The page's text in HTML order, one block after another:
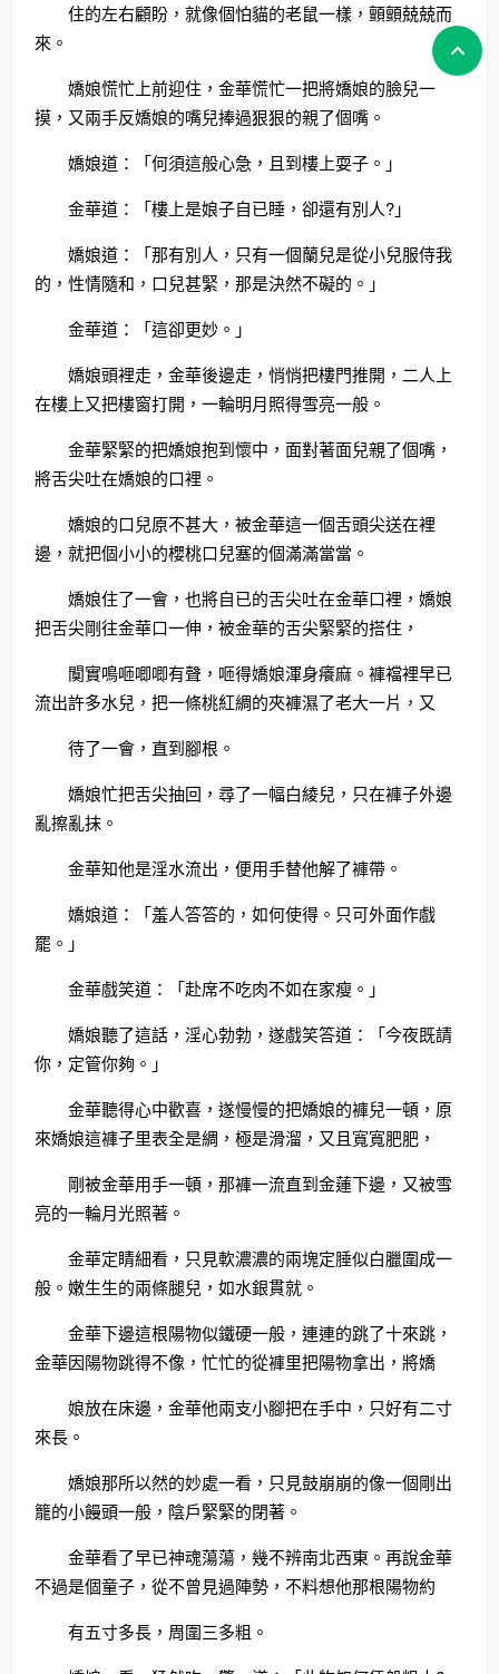
住的左右顧盼，就像個怕貓的老鼠一樣，顫顫兢兢而
來。
嬌娘慌忙上前迎住，金華慌忙一把將嬌娘的臉兒一
摸，又兩手反嬌娘的嘴兒捧過狠狠的親了個嘴。
嬌娘道：「何須這般心急，且到樓上耍子。」
金華道：「樓上是娘子自已睡，卻還有別人?」
嬌娘道：「那有別人，只有一個蘭兒是從小兒服侍我
的，性情隨和，口兒甚緊，那是決然不礙的。」
金華道：「這卻更妙。」
嬌娘頭裡走，金華後邊走，悄悄把樓門推開，二人上
在樓上又把樓窗打開，一輪明月照得雪亮一般。
金華緊緊的把嬌娘抱到懷中，面對著面兒親了個嘴，
將舌尖吐在嬌娘的口裡。
嬌娘的口兒原不甚大，被金華這一個舌頭尖送在裡
邊，就把個小小的櫻桃口兒塞的個滿滿當當。
嬌娘住了一會，也將自已的舌尖吐在金華口裡，嬌娘
把舌尖剛往金華口一伸，被金華的舌尖緊緊的搭住，
闃實鳴咂唧唧有聲，咂得嬌娘渾身癢麻。褲襠裡早已
流出許多水兒，把一條桃紅綢的夾褲濕了老大一片，又
待了一會，直到腳根。
嬌娘忙把舌尖抽回，尋了一幅白綾兒，只在褲子外邊
亂擦亂抹。
金華知他是淫水流出，便用手替他解了褲帶。
嬌娘道：「羞人答答的，如何使得。只可外面作戲
罷。」
金華戲笑道：「赴席不吃肉不如在家瘦。」
嬌娘聽了這話，淫心勃勃，遂戲笑答道：「今夜既請
你，定管你夠。」
金華聽得心中歡喜，遂慢慢的把嬌娘的褲兒一頓，原
來嬌娘這褲子里表全是綢，極是滑溜，又且寬寬肥肥，
剛被金華用手一頓，那褲一流直到金蓮下邊，又被雪
亮的一輪月光照著。
金華定睛細看，只見軟濃濃的兩塊定腄似白臘圍成一
般。嫩生生的兩條腿兒，如水銀貫就。
金華下邊這根陽物似鐵硬一般，連連的跳了十來跳，
金華因陽物跳得不像，忙忙的從褲里把陽物拿出，將嬌
娘放在床邊，金華他兩支小腳把在手中，只好有二寸
來長。
嬌娘那所以然的妙處一看，只見鼓崩崩的像一個剛出
籠的小饅頭一般，陰戶緊緊的閉著。
金華看了早已神魂蕩蕩，幾不辨南北西東。再說金華
不過是個童子，從不曾見過陣勢，不料想他那根陽物約
有五寸多長，周圍三多粗。